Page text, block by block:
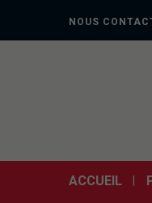
NOUS
ACCUEIL